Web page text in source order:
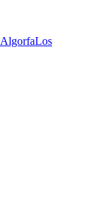
AlgorfaLos